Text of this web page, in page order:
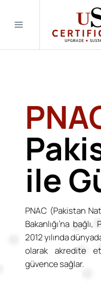
ile
PNAC (Pakistan
Bakanlığı’na
2012 yılında
olarak akredite
güvence sağlar.